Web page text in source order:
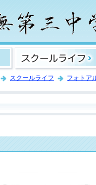
スクールライフ フォトア